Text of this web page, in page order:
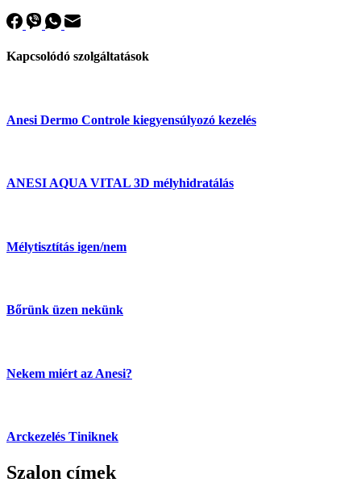
Kapcsolódó szolgáltatások
Anesi Dermo Controle kiegyensúlyozó kezelés
ANESI AQUA VITAL 3D mélyhidratálás
Mélytisztítás igen/nem
Bőrünk üzen nekünk
Nekem miért az Anesi?
Arckezelés Tiniknek
Szalon címek